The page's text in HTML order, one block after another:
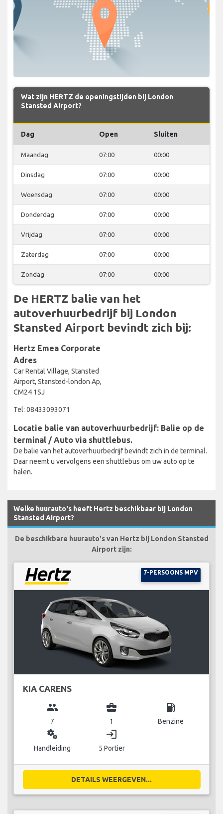
Wat zijn HERTZ de openingstijden bij London
Stansted Airport?
Dag Open Sluiten
Maandag 07:00 00:00
Dinsdag 07:00 00:00
Woensdag 07:00 00:00
Donderdag 07:00 00:00
Vrijdag 07:00 00:00
Zaterdag 07:00 00:00
Zondag 07:00 00:00
De HERTZ balie van het
autoverhuurbedrijf bij London
Stansted Airport bevindt zich bij:
Hertz Emea Corporate
Adres
Car Rental Village, Stansted
Airport, Stansted-london Ap,
CM24 1SJ
Tel: 08433093071
Locatie balie van autoverhuurbedrijf: Balie op de
terminal / Auto via shuttlebus.
De balie van het autoverhuurbedrijf bevindt zich in de terminal.
Daar neemt u vervolgens een shuttlebus om uw auto op te
halen.
Welke huurauto's heeft Hertz beschikbaar bij London
Stansted Airport?
De beschikbare huurauto's van Hertz bij London Stansted
Airport zijn:
7-PERSOONS MPV
KIA CARENS
group
7
business_center
1
local_gas_station
Benzine
miscellaneous_services
Handleiding
login
5 Portier
DETAILS WEERGEVEN...